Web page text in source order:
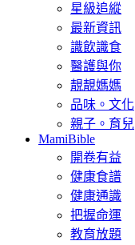
星級追縱
最新資訊
識飲識食
醫護與你
靚靚媽媽
品味。文化
親子。育兒
MamiBible
開卷有益
健康食譜
健康通識
把握命運
教育放題